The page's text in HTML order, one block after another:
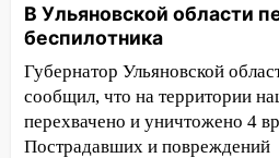
10:15 Соцсети:
«Калину» в Новом
10:11 Во время атаки
Нижнекамске погибли
республике объявили
В Ульяновской области
беспилотника
Губернатор Ульяновской
сообщил, что на территории
перехвачено и уничтожено 4
Пострадавших и повреждений